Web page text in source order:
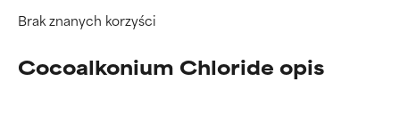
Brak znanych korzyści
Cocoalkonium Chloride opis